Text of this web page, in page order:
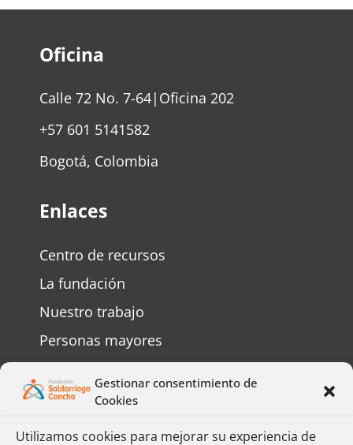
Gestionar consentimiento de
Cookies
Utilizamos cookies para mejorar su experiencia de
Oficina
Calle 72 No. 7-64|Oficina 202
+57 601 5141582
Bogotá, Colombia
Enlaces
Centro de recursos
La fundación
Nuestro trabajo
Personas mayores
Personas con discapacidad
Preguntas frecuentes
Contáctenos